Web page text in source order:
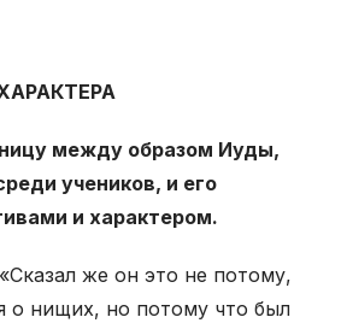
между образом Иуды,
учеников, и его
и характером.
«Сказал же он это не потому,
о нищих, но потому что был